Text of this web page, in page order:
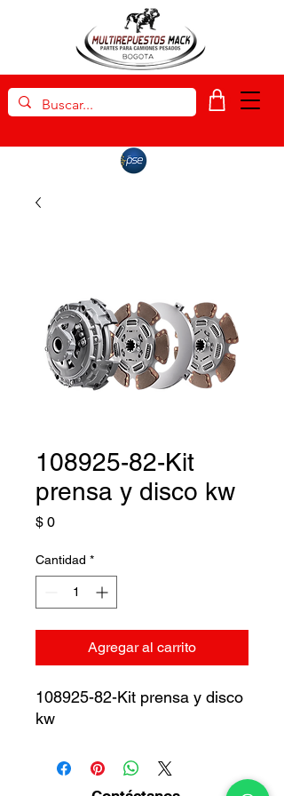
108925-82-Kit
prensa y disco kw
$ 0Precio
Cantidad *
Agregar al carrito
108925-82-Kit prensa y disco
kw